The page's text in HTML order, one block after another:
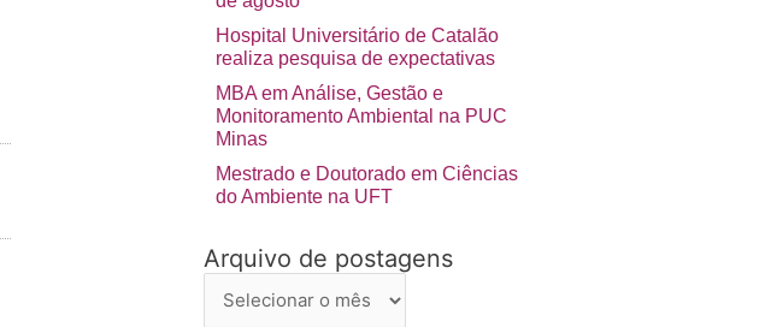
Hospital Universitário de Catalão
realiza pesquisa de expectativas
MBA em Análise, Gestão e
Monitoramento Ambiental na PUC
Minas
Mestrado e Doutorado em Ciências
do Ambiente na UFT
Arquivo de postagens
Arquivo
postagens